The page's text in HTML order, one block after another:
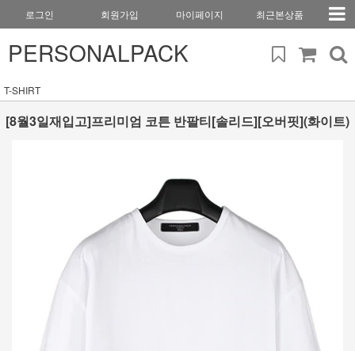
로그인 회원가입 마이페이지 최근본상품
PERSONALPACK
T-SHIRT
[8월3일재입고]프리미엄 코튼 반팔티[솔리드][오버핏](화이트)